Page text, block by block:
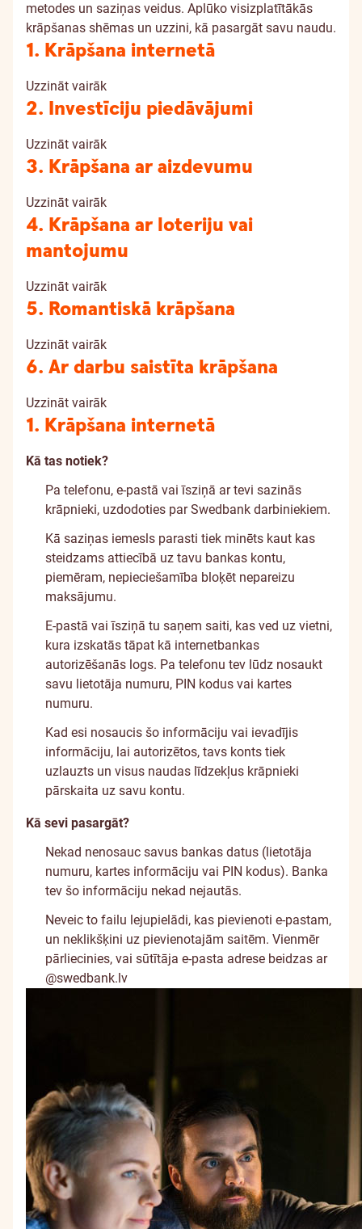
metodes un saziņas veidus. Aplūko visizplatītākās
krāpšanas shēmas un uzzini, kā pasargāt savu naudu.
1. Krāpšana internetā
Uzzināt vairāk
2. Investīciju piedāvājumi
Uzzināt vairāk
3. Krāpšana ar aizdevumu
Uzzināt vairāk
4. Krāpšana ar loteriju vai
mantojumu
Uzzināt vairāk
5. Romantiskā krāpšana
Uzzināt vairāk
6. Ar darbu saistīta krāpšana
Uzzināt vairāk
1. Krāpšana internetā
Kā tas notiek?
Pa telefonu, e-pastā vai īsziņā ar tevi sazinās
krāpnieki, uzdodoties par Swedbank darbiniekiem.
Kā saziņas iemesls parasti tiek minēts kaut kas
steidzams attiecībā uz tavu bankas kontu,
piemēram, nepieciešamība bloķēt nepareizu
maksājumu.
E-pastā vai īsziņā tu saņem saiti, kas ved uz vietni,
kura izskatās tāpat kā internetbankas
autorizēšanās logs. Pa telefonu tev lūdz nosaukt
savu lietotāja numuru, PIN kodus vai kartes
numuru.
Kad esi nosaucis šo informāciju vai ievadījis
informāciju, lai autorizētos, tavs konts tiek
uzlauzts un visus naudas līdzekļus krāpnieki
pārskaita uz savu kontu.
Kā sevi pasargāt?
Nekad nenosauc savus bankas datus (lietotāja
numuru, kartes informāciju vai PIN kodus). Banka
tev šo informāciju nekad nejautās.
Neveic to failu lejupielādi, kas pievienoti e-pastam,
un neklikšķini uz pievienotajām saitēm. Vienmēr
pārliecinies, vai sūtītāja e-pasta adrese beidzas ar
@swedbank.lv